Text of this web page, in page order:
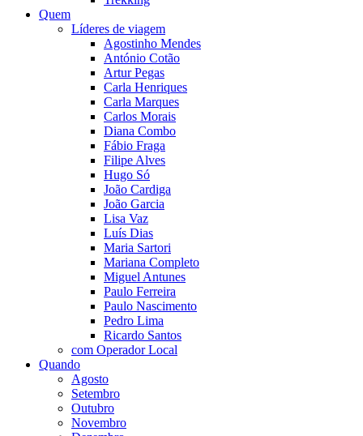
Quem
Líderes de viagem
Agostinho Mendes
António Cotão
Artur Pegas
Carla Henriques
Carla Marques
Carlos Morais
Diana Combo
Fábio Fraga
Filipe Alves
Hugo Só
João Cardiga
João Garcia
Lisa Vaz
Luís Dias
Maria Sartori
Mariana Completo
Miguel Antunes
Paulo Ferreira
Paulo Nascimento
Pedro Lima
Ricardo Santos
com Operador Local
Quando
Agosto
Setembro
Outubro
Novembro